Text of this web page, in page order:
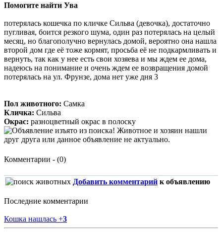
Помогите найти Ува
потерялась кошечка по кличке Сильва (девочка), достаточно
пугливая, боится резкого шума, один раз потерялась на целый
месяц, но благополучно вернулась домой, вероятно она нашла
второй дом где её тоже кормят, просьба её не подкармливать и
вернуть, так как у нее есть свои хозяева и мы ждем ее дома,
надеюсь на понимание и очень ждем ее возвращения домой
потерялась на ул. Фрунзе, дома нет уже дня 3
Пол животного: Самка
Кличка: Сильва
Окрас: разноцветный окрас в полоску
Комментарии - (0)
Добавить комментарий к объявлению
Последние комментарии
Кошка нашлась +3